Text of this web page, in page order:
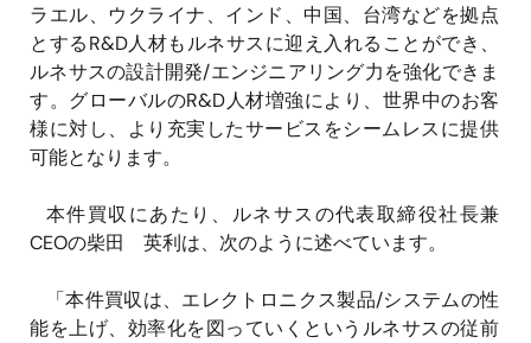
ラエル、ウクライナ、インド、中国、台湾などを拠点
とするR&D人材もルネサスに迎え入れることができ、
ルネサスの設計開発/エンジニアリング力を強化できま
す。グローバルのR&D人材増強により、世界中のお客
様に対し、より充実したサービスをシームレスに提供
可能となります。
本件買収にあたり、ルネサスの代表取締役社長兼
CEOの柴田 英利は、次のように述べています。
「本件買収は、エレクトロニクス製品/システムの性
能を上げ、効率化を図っていくというルネサスの従前